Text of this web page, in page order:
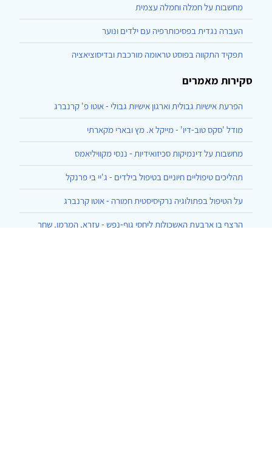
מחשבות על חמלה וחמלה עצמית
העברה נגדית בפסיכותרפיה עם ילדים ונוער
תפקיד התקווה בפוסט טראומה מורכבת ובדיסוציאציה
סקירות מאמרים
הפרעת אישיות גבולית וארגון אישיות גבולי - אוטו פ' קרנברג
מודל 'סקס טוב-דיו' - מייקל א. מץ ובארי מקארתי
מחשבות על דינמיקות סכיזואידיות - ננסי מקוויליאמס
תהליכים טיפוליים חיוניים בטיפול בילדים - ג'יי בי פרנקל
על הטיפול בפתולוגיה נרקיסיסטית חמורה - אוטו קרנברג
הרצף בן ארבעת האשכולות ליחסי גוף-נפש - עזרא, המרמן, שחר